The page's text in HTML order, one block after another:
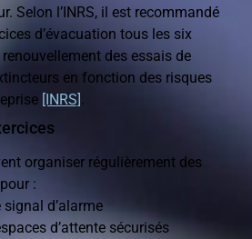
Selon l’INRS, il est recommandé
d’évacuation tous les six
des essais de
en fonction des risques
[INRS]
organiser régulièrement des
:
d’alarme
d’attente sécurisés